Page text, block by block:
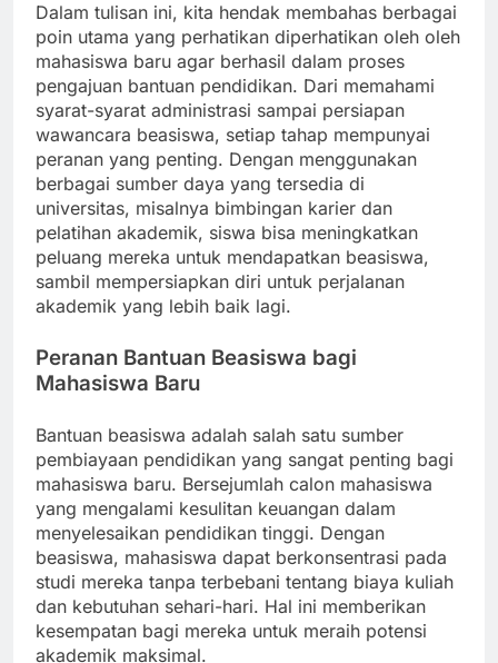
Dalam tulisan ini, kita hendak membahas berbagai
poin utama yang perhatikan diperhatikan oleh oleh
mahasiswa baru agar berhasil dalam proses
pengajuan bantuan pendidikan. Dari memahami
syarat-syarat administrasi sampai persiapan
wawancara beasiswa, setiap tahap mempunyai
peranan yang penting. Dengan menggunakan
berbagai sumber daya yang tersedia di
universitas, misalnya bimbingan karier dan
pelatihan akademik, siswa bisa meningkatkan
peluang mereka untuk mendapatkan beasiswa,
sambil mempersiapkan diri untuk perjalanan
akademik yang lebih baik lagi.
Peranan Bantuan Beasiswa bagi
Mahasiswa Baru
Bantuan beasiswa adalah salah satu sumber
pembiayaan pendidikan yang sangat penting bagi
mahasiswa baru. Bersejumlah calon mahasiswa
yang mengalami kesulitan keuangan dalam
menyelesaikan pendidikan tinggi. Dengan
beasiswa, mahasiswa dapat berkonsentrasi pada
studi mereka tanpa terbebani tentang biaya kuliah
dan kebutuhan sehari-hari. Hal ini memberikan
kesempatan bagi mereka untuk meraih potensi
akademik maksimal.